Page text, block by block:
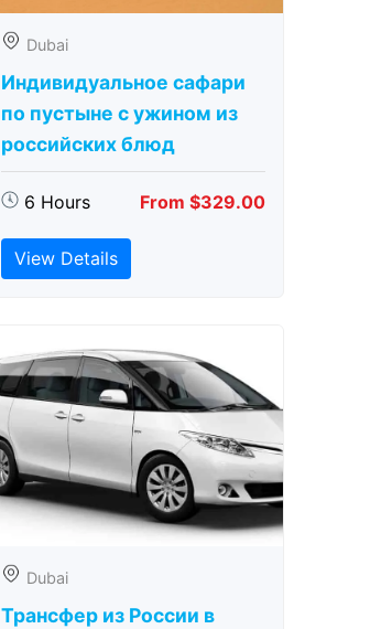
Dubai
Индивидуальное сафари
по пустыне с ужином из
российских блюд
6 Hours From $329.00
View Details
Dubai
Трансфер из России в